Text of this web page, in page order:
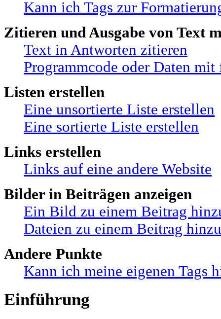
Kann ich Tags zur
Zitieren und Ausgabe von Text
Text in Antworten zitieren
Programmcode oder Daten mit
Listen erstellen
Eine unsortierte Liste erstellen
Eine sortierte Liste erstellen
Links erstellen
Links auf eine andere Website
Bilder in Beiträgen anzeigen
Ein Bild zu einem Beitrag
Dateien zu einem Beitrag
Andere Punkte
Kann ich meine eigenen Tags
Einführung